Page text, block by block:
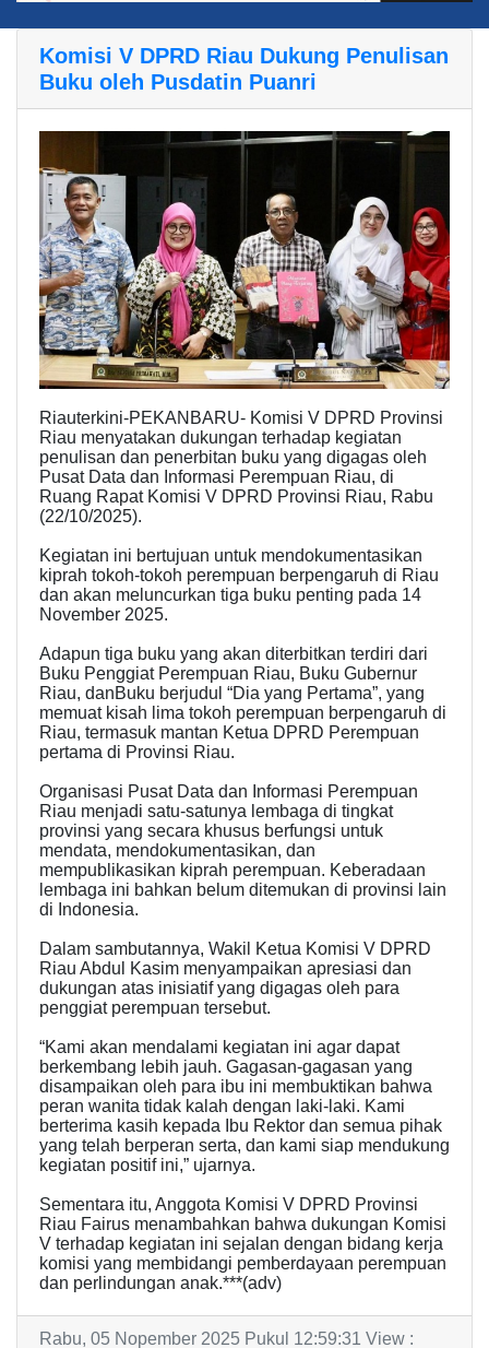
Komisi V DPRD Riau Dukung Penulisan
Buku oleh Pusdatin Puanri
Riauterkini-PEKANBARU- Komisi V DPRD Provinsi
Riau menyatakan dukungan terhadap kegiatan
penulisan dan penerbitan buku yang digagas oleh
Pusat Data dan Informasi Perempuan Riau, di
Ruang Rapat Komisi V DPRD Provinsi Riau, Rabu
(22/10/2025).
Kegiatan ini bertujuan untuk mendokumentasikan
kiprah tokoh-tokoh perempuan berpengaruh di Riau
dan akan meluncurkan tiga buku penting pada 14
November 2025.
Adapun tiga buku yang akan diterbitkan terdiri dari
Buku Penggiat Perempuan Riau, Buku Gubernur
Riau, danBuku berjudul “Dia yang Pertama”, yang
memuat kisah lima tokoh perempuan berpengaruh di
Riau, termasuk mantan Ketua DPRD Perempuan
pertama di Provinsi Riau.
Organisasi Pusat Data dan Informasi Perempuan
Riau menjadi satu-satunya lembaga di tingkat
provinsi yang secara khusus berfungsi untuk
mendata, mendokumentasikan, dan
mempublikasikan kiprah perempuan. Keberadaan
lembaga ini bahkan belum ditemukan di provinsi lain
di Indonesia.
Dalam sambutannya, Wakil Ketua Komisi V DPRD
Riau Abdul Kasim menyampaikan apresiasi dan
dukungan atas inisiatif yang digagas oleh para
penggiat perempuan tersebut.
“Kami akan mendalami kegiatan ini agar dapat
berkembang lebih jauh. Gagasan-gagasan yang
disampaikan oleh para ibu ini membuktikan bahwa
peran wanita tidak kalah dengan laki-laki. Kami
berterima kasih kepada Ibu Rektor dan semua pihak
yang telah berperan serta, dan kami siap mendukung
kegiatan positif ini,” ujarnya.
Sementara itu, Anggota Komisi V DPRD Provinsi
Riau Fairus menambahkan bahwa dukungan Komisi
V terhadap kegiatan ini sejalan dengan bidang kerja
komisi yang membidangi pemberdayaan perempuan
dan perlindungan anak.***(adv)
Rabu, 05 Nopember 2025 Pukul 12:59:31 View :